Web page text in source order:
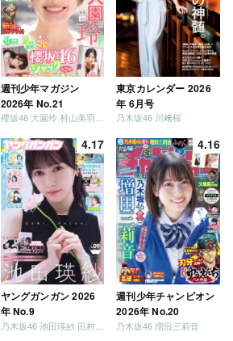
週刊少年マガジン
2026年 No.21
東京カレンダー 2026
年 6月号
乃木坂46 川﨑桜
4.17
ヤングガンガン 2026
年 No.9
乃木坂46 池田瑛紗 田村真佑
4.16
週刊少年チャンピオン
2026年 No.20
乃木坂46 増田三莉音